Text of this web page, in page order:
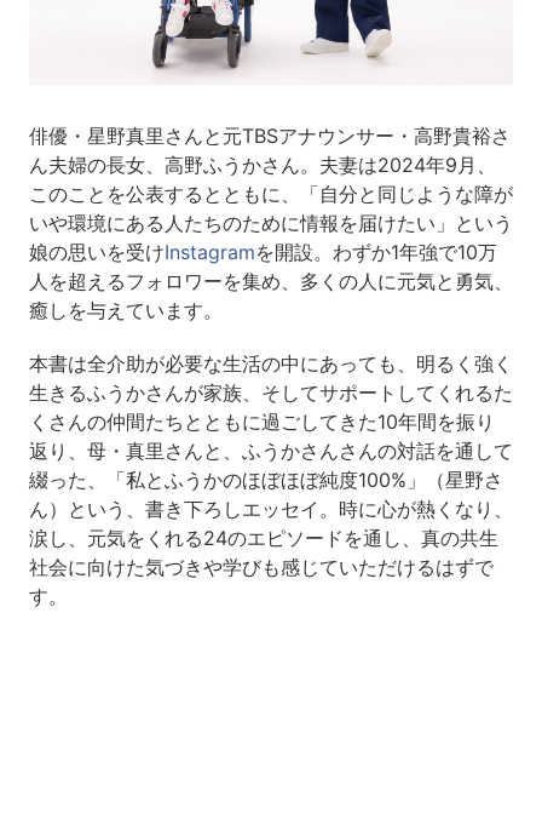
俳優・星野真里さんと元TBSアナウンサー・高野貴裕さ
ん夫婦の長女、高野ふうかさん。夫妻は2024年9月、
このことを公表するとともに、「自分と同じような障が
いや環境にある人たちのために情報を届けたい」という
娘の思いを受けInstagramを開設。わずか1年強で10万
人を超えるフォロワーを集め、多くの人に元気と勇気、
癒しを与えています。
本書は全介助が必要な生活の中にあっても、明るく強く
生きるふうかさんが家族、そしてサポートしてくれるた
くさんの仲間たちとともに過ごしてきた10年間を振り
返り、母・真里さんと、ふうかさんさんの対話を通して
綴った、「私とふうかのほぼほぼ純度100%」（星野さ
ん）という、書き下ろしエッセイ。時に心が熱くなり、
涙し、元気をくれる24のエピソードを通し、真の共生
社会に向けた気づきや学びも感じていただけるはずで
す。